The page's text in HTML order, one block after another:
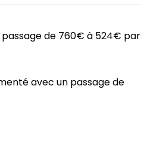
passage de 760€ à 524€ par
avec un passage de